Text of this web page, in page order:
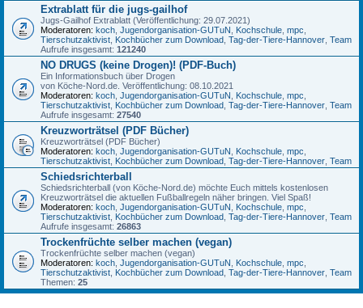
Extrablatt für die jugs-gailhof
Jugs-Gailhof Extrablatt (Veröffentlichung: 29.07.2021)
Moderatoren: koch, Jugendorganisation-GUTuN, Kochschule, mpc,
Tierschutzaktivist, Kochbücher zum Download, Tag-der-Tiere-Hannover, Team
Aufrufe insgesamt: 121240
NO DRUGS (keine Drogen)! (PDF-Buch)
Ein Informationsbuch über Drogen
von Köche-Nord.de. Veröffentlichung: 08.10.2021
Moderatoren: koch, Jugendorganisation-GUTuN, Kochschule, mpc,
Tierschutzaktivist, Kochbücher zum Download, Tag-der-Tiere-Hannover, Team
Aufrufe insgesamt: 27540
Kreuzworträtsel (PDF Bücher)
Kreuzworträtsel (PDF Bücher)
Moderatoren: koch, Jugendorganisation-GUTuN, Kochschule, mpc,
Tierschutzaktivist, Kochbücher zum Download, Tag-der-Tiere-Hannover, Team
Schiedsrichterball
Schiedsrichterball (von Köche-Nord.de) möchte Euch mittels kostenlosen
Kreuzworträtsel die aktuellen Fußballregeln näher bringen. Viel Spaß!
Moderatoren: koch, Jugendorganisation-GUTuN, Kochschule, mpc,
Tierschutzaktivist, Kochbücher zum Download, Tag-der-Tiere-Hannover, Team
Aufrufe insgesamt: 26863
Trockenfrüchte selber machen (vegan)
Trockenfrüchte selber machen (vegan)
Moderatoren: koch, Jugendorganisation-GUTuN, Kochschule, mpc,
Tierschutzaktivist, Kochbücher zum Download, Tag-der-Tiere-Hannover, Team
Themen: 25